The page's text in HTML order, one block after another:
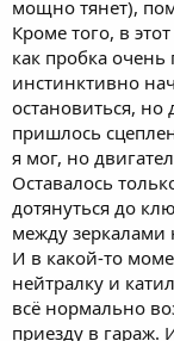
мощно тянет),
Кроме того, в
как пробка
инстинктивно
остановиться, но
пришлось
я мог, но
Оставалось
дотянуться до
между зеркалами
И в какой-то
нейтралку и
всё нормально
приезду в